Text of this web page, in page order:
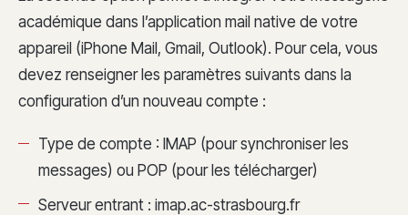
académique dans l’application mail native de votre
appareil (iPhone Mail, Gmail, Outlook). Pour cela, vous
devez renseigner les paramètres suivants dans la
configuration d’un nouveau compte :
Type de compte : IMAP (pour synchroniser les
messages) ou POP (pour les télécharger)
Serveur entrant : imap.ac-strasbourg.fr